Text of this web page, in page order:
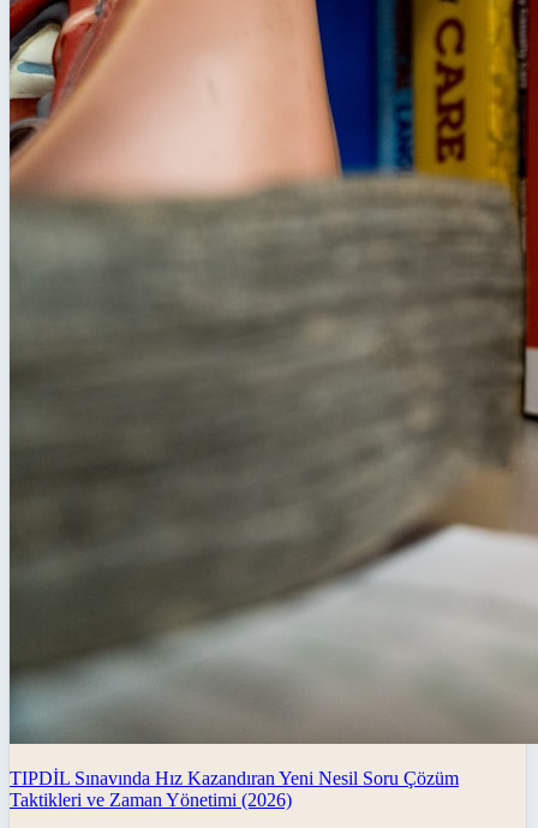
TIPDİL Sınavında Hız Kazandıran Yeni Nesil Soru Çözüm
Taktikleri ve Zaman Yönetimi (2026)